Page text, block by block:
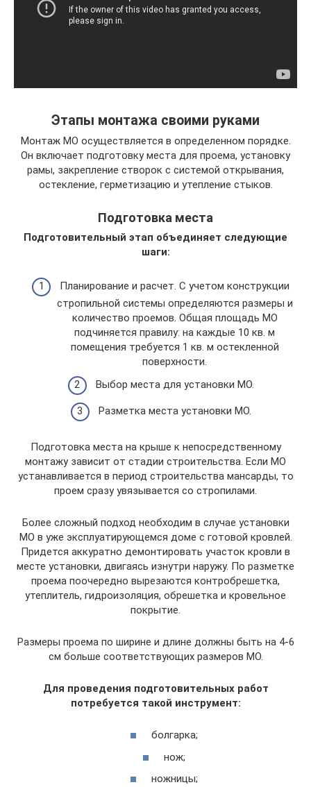
Этапы монтажа своими руками
Монтаж МО осуществляется в определенном порядке.
Он включает подготовку места для проема, установку
рамы, закрепление створок с системой открывания,
остекление, герметизацию и утепление стыков.
Подготовка места
Подготовительный этап объединяет следующие
шаги:
Планирование и расчет. С учетом конструкции
стропильной системы определяются размеры и
количество проемов. Общая площадь МО
подчиняется правилу: на каждые 10 кв. м
помещения требуется 1 кв. м остекленной
поверхности.
Выбор места для установки МО.
Разметка места установки МО.
Подготовка места на крыше к непосредственному
монтажу зависит от стадии строительства. Если МО
устанавливается в период строительства мансарды, то
проем сразу увязывается со стропилами.
Более сложный подход необходим в случае установки
МО в уже эксплуатирующемся доме с готовой кровлей.
Придется аккуратно демонтировать участок кровли в
месте установки, двигаясь изнутри наружу. По разметке
проема поочередно вырезаются контробрешетка,
утеплитель, гидроизоляция, обрешетка и кровельное
покрытие.
Размеры проема по ширине и длине должны быть на 4-6
см больше соответствующих размеров МО.
Для проведения подготовительных работ
потребуется такой инструмент:
болгарка;
нож;
ножницы;